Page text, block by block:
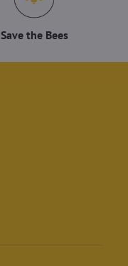
Save the Bees